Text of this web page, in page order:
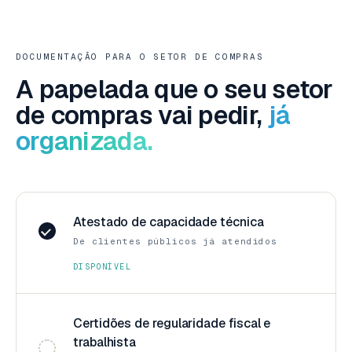
DOCUMENTAÇÃO PARA O SETOR DE COMPRAS
A papelada que o seu setor
de compras vai pedir, já
organizada.
Atestado de capacidade técnica
De clientes públicos já atendidos
DISPONÍVEL
Certidões de regularidade fiscal e
trabalhista